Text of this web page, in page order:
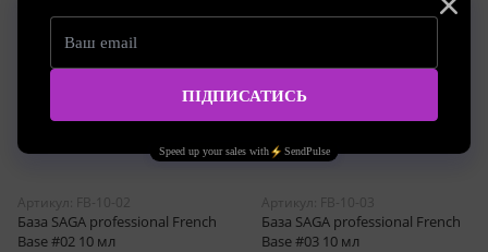
Артикул: FB-10-02
База SAGA professional French
Base #02 10 мл
Артикул: FB-10-03
База SAGA professional French
Base #03 10 мл